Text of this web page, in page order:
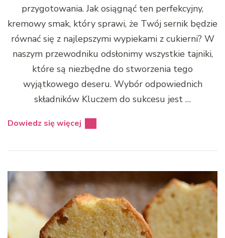
przygotowania. Jak osiągnąć ten perfekcyjny,
kremowy smak, który sprawi, że Twój sernik będzie
równać się z najlepszymi wypiekami z cukierni? W
naszym przewodniku odsłonimy wszystkie tajniki,
które są niezbędne do stworzenia tego
wyjątkowego deseru. Wybór odpowiednich
składników Kluczem do sukcesu jest …
Dowiedz się więcej